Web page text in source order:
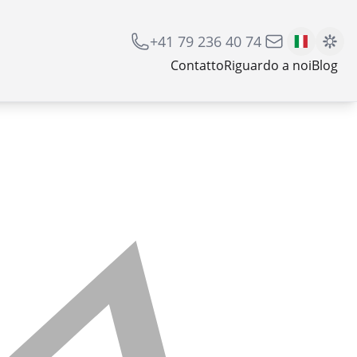
+41 79 236 40 74
ContattoRiguardo a noiBlog